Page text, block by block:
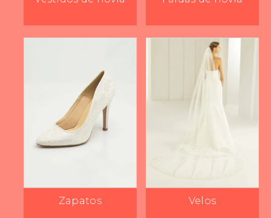
Zapatos Velos